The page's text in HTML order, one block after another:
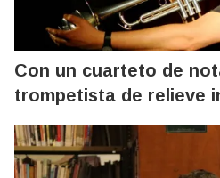
Con un cuarteto de
trompetista de relieve